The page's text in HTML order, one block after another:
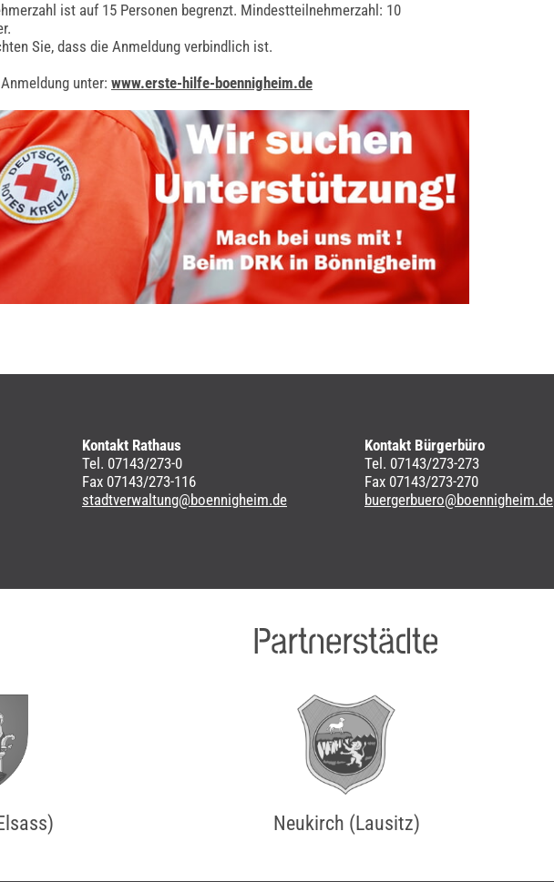
ist auf 15 Personen begrenzt. Mindestteilnehmerzahl: 10
Sie, dass die Anmeldung verbindlich ist.
unter: www.erste-hilfe-boennigheim.de
Kontakt Rathaus
Tel. 07143/273-0
Fax 07143/273-116
stadtverwaltung@boennigheim.de
Kontakt Bürgerbüro
Tel. 07143/273-273
Fax 07143/273-270
buergerbuero@boennigheim.de
Partnerstädte
Neukirch (Lausitz)